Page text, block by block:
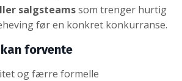
salgsteamssom trenger hurtig
før en konkret konkurranse.
forvente
og færre formelle